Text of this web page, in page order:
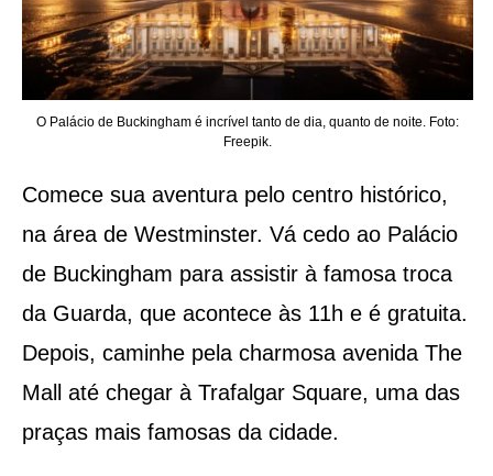
O Palácio de Buckingham é incrível tanto de dia, quanto de noite. Foto:
Freepik.
Comece sua aventura pelo centro histórico,
na área de Westminster. Vá cedo ao Palácio
de Buckingham para assistir à famosa troca
da Guarda, que acontece às 11h e é gratuita.
Depois, caminhe pela charmosa avenida The
Mall até chegar à Trafalgar Square, uma das
praças mais famosas da cidade.